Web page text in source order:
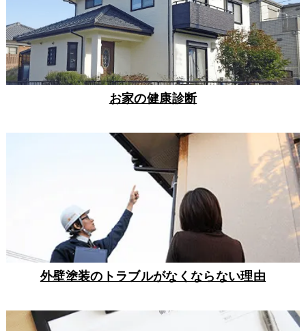
お家の健康診断
外壁塗装のトラブルがなくならない理由